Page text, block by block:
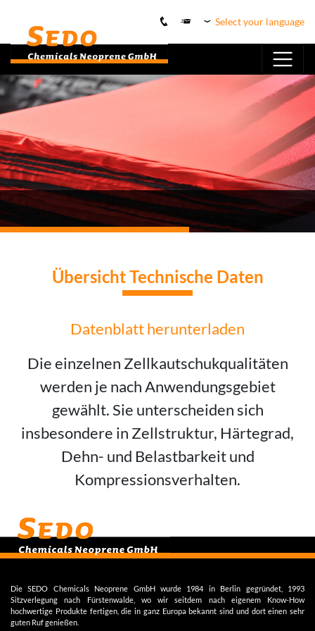
Select your language
Übersicht Technische Daten
Datenblatt herunterladen
Die einzelnen Zellkautschukqualitäten
werden je nach Anwendungsgebiet
gewählt. Sie unterscheiden sich
insbesondere in Zellstruktur, Härtegrad,
Dehn- und Belastbarkeit und
Kompressionsverhalten.
Die SEDO Chemicals Neoprene GmbH wurde 1984 in Berlin gegründet, 1993
Sitzverlegung nach Fürstenwalde, wo wir seitdem nach eigenem Know-How
hochwertige Produkte fertigen, die in ganz Europa bekannt sind und dort einen sehr
guten Ruf genießen.